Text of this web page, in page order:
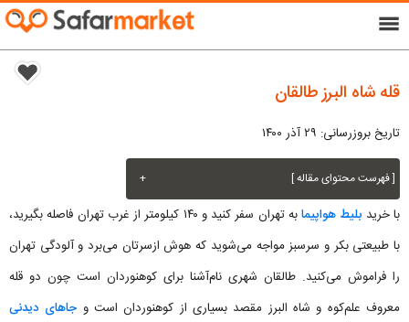
menu
قله شاه البرز طالقان
تاریخ بروزرسانی: ۲۹ آذر ۱۴۰۰
[ فهرست محتوای مقاله ] +
با خرید بلیط هواپیما
به تهران سفر کنید و ۱۴۰ کیلومتر از غرب تهران فاصله بگیرید،
با طبیعتی بکر و سرسبز مواجه می‌شوید که هوش ازسرتان می‌برد و آلودگی تهران
را فراموش می‌کنید. طالقان شهری نام‌آشنا برای کوهنوردان است چون دو قله
معروف علم‌کوه و شاه البرز مقصد بسیاری از کوهنوردان است و جاهای دیدنی